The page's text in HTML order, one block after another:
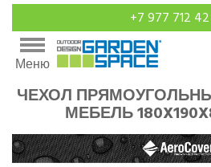
+7 977 712
Меню
ЧЕХОЛ
МЕБЕЛЬ